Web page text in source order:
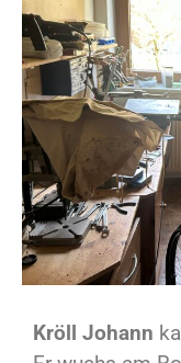
Kröll Johann